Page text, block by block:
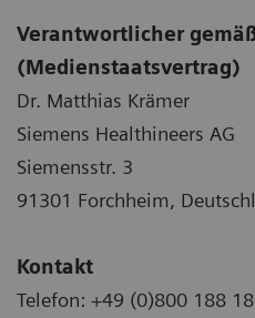
Verantwortlicher
(Medienstaatsvertrag)
Dr. Matthias Krämer
Siemens Healthineers AG
Siemensstr. 3
91301 Forchheim,
Kontakt
Telefon: +49 (0)800 188